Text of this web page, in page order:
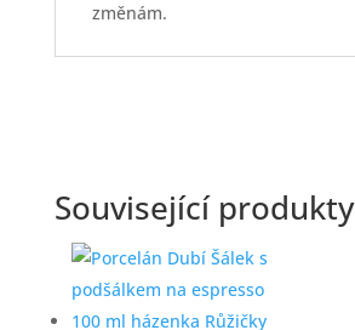
změnám.
Související produkty